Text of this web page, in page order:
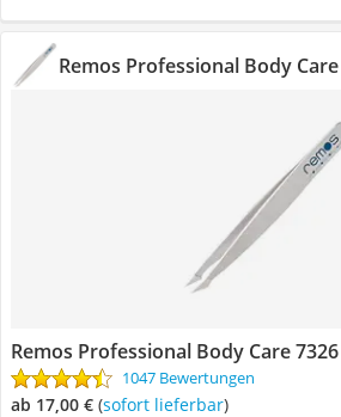
Remos Professional Body
Remos Professional Body Care 7326
1047 Bewertungen
ab 17,00 € ( Sofort lieferbar)